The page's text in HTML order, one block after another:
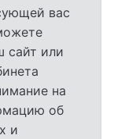
вас
сайт или
на
об
и